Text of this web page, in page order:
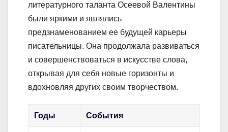
литературного таланта Осеевой Валентины
были яркими и являлись
предзнаменованием ее будущей карьеры
писательницы. Она продолжала развиваться
и совершенствоваться в искусстве слова,
открывая для себя новые горизонты и
вдохновляя других своим творчеством.
Годы События